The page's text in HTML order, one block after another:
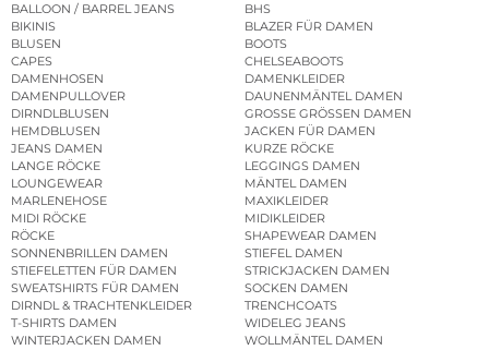
BALLOON / BARREL JEANS
BHS
BIKINIS
BLAZER FÜR DAMEN
BLUSEN
BOOTS
CAPES
CHELSEABOOTS
DAMENHOSEN
DAMENKLEIDER
DAMENPULLOVER
DAUNENMÄNTEL DAMEN
DIRNDLBLUSEN
GROSSE GRÖSSEN DAMEN
HEMDBLUSEN
JACKEN FÜR DAMEN
JEANS DAMEN
KURZE RÖCKE
LANGE RÖCKE
LEGGINGS DAMEN
LOUNGEWEAR
MÄNTEL DAMEN
MARLENEHOSE
MAXIKLEIDER
MIDI RÖCKE
MIDIKLEIDER
RÖCKE
SHAPEWEAR DAMEN
SONNENBRILLEN DAMEN
STIEFEL DAMEN
STIEFELETTEN FÜR DAMEN
STRICKJACKEN DAMEN
SWEATSHIRTS FÜR DAMEN
SOCKEN DAMEN
DIRNDL & TRACHTENKLEIDER
TRENCHCOATS
T-SHIRTS DAMEN
WIDELEG JEANS
WINTERJACKEN DAMEN
WOLLMÄNTEL DAMEN